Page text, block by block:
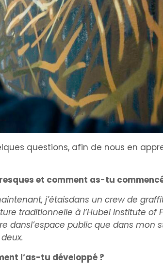
questions, afin de nous en
et comment as-tu
j’étaisdans un crew de
traditionnelle à l’Hubei Institute of
dansl’espace public que dans mon
l’as-tu développé ?